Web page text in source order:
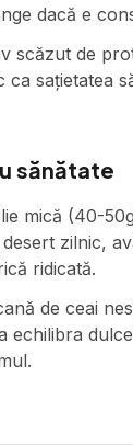
dacă e
scăzut de
ca sațietatea
sănătate
mică (40-
zilnic,
ridicată.
de ceai
echilibra